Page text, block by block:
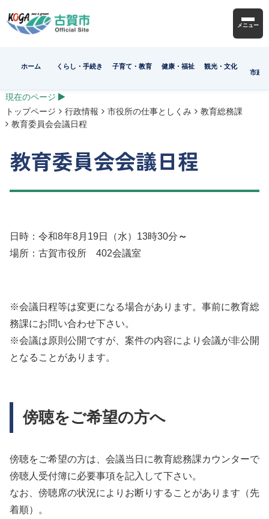
メニュー
ホーム くらし・手続き 子育て・教育 健康・福祉
観光・文化
市政
現在のページ
トップページ
行政情報 市役所の仕事としくみ
教育総務課
教育委員会会議日程
教育委員会会議日程
日時：令和8年8月19日（水）13時30分 ～
場所：古賀市役所 402会議室
※会議日程等は変更になる場合があります。事前に教育総
務課にお問い合わせ下さい。
※会議は原則公開ですが、案件の内容により会議が非公開
となることがあります。
傍聴をご希望の方へ
傍聴をご希望の方は、会議当日に教育総務課カウンターで
傍聴人受付簿に必要事項を記入して下さい。
なお、傍聴席の状況によりお断りすることがあります（先
着順）。